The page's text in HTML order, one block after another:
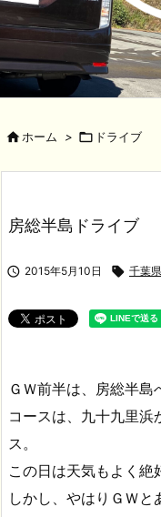
ホーム >  ドライブ
房総半島ドライブ
 2015年5月10日  千葉県
ＧＷ前半は、房総半島
コースは、九十九里浜
ス。
この日は天気もよく絶
しかし、やはりＧＷと